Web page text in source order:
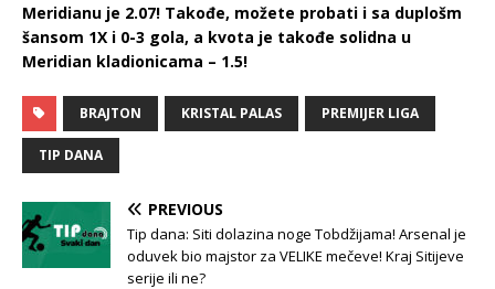
Meridianu je 2.07! Takođe, možete probati i sa duplošm
šansom 1X i 0-3 gola, a kvota je takođe solidna u
Meridian kladionicama – 1.5!
BRAJTON KRISTAL PALAS PREMIJER LIGA
TIP DANA
PREVIOUS
Tip dana: Siti dolazina noge Tobdžijama! Arsenal je
oduvek bio majstor za VELIKE mečeve! Kraj Sitijeve
serije ili ne?